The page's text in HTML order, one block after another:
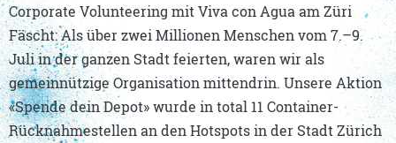
Corporate Volunteering mit Viva con Agua am Züri
Fäscht: Als über zwei Millionen Menschen vom 7.–9.
Juli in der ganzen Stadt feierten, waren wir als
gemeinnützige Organisation mittendrin. Unsere Aktion
«Spende dein Depot» wurde in total 11 Container-
Rücknahmestellen an den Hotspots in der Stadt Zürich